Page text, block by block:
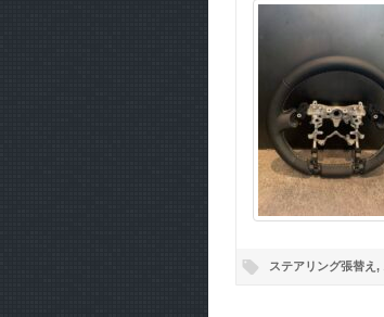
ステアリング張替え ,